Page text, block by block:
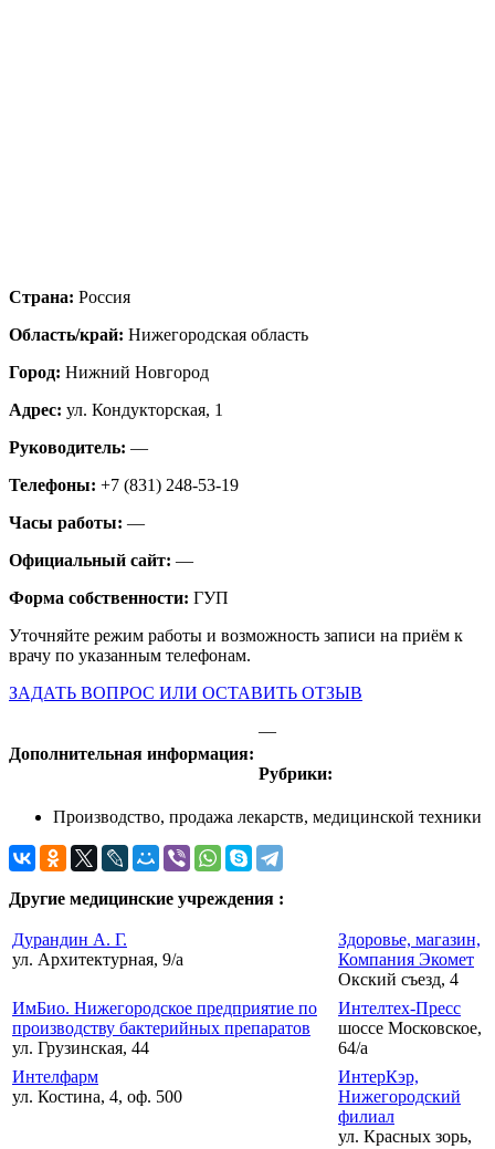
Страна: Россия
Область/край: Нижегородская область
Город: Нижний Новгород
Адрес: ул. Кондукторская, 1
Руководитель: —
Телефоны: +7 (831) 248-53-19
Часы работы: —
Официальный сайт: —
Форма собственности: ГУП
Уточняйте режим работы и возможность записи на приём к
врачу по указанным телефонам.
ЗАДАТЬ ВОПРОС ИЛИ ОСТАВИТЬ ОТЗЫВ
Дополнительная информация:
—
Рубрики:
Производство, продажа лекарств, медицинской техники
Другие медицинские учреждения :
Дурандин А. Г.
ул. Архитектурная, 9/а
Здоровье, магазин,
Компания Экомет
Окский съезд, 4
ИмБио. Нижегородское предприятие по
производству бактерийных препаратов
ул. Грузинская, 44
Интелтех-Пресс
шоссе Московское,
64/а
Интелфарм
ул. Костина, 4, оф. 500
ИнтерКэр,
Нижегородский
филиал
ул. Красных зорь,